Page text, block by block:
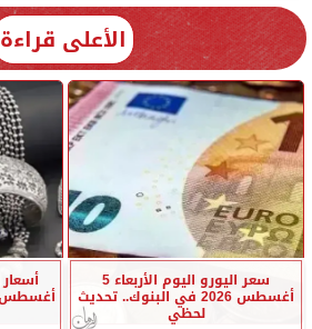
الأعلى قراءة
سعر اليورو اليوم الأربعاء 5
أغسطس 2026 في البنوك.. تحديث
لحظي